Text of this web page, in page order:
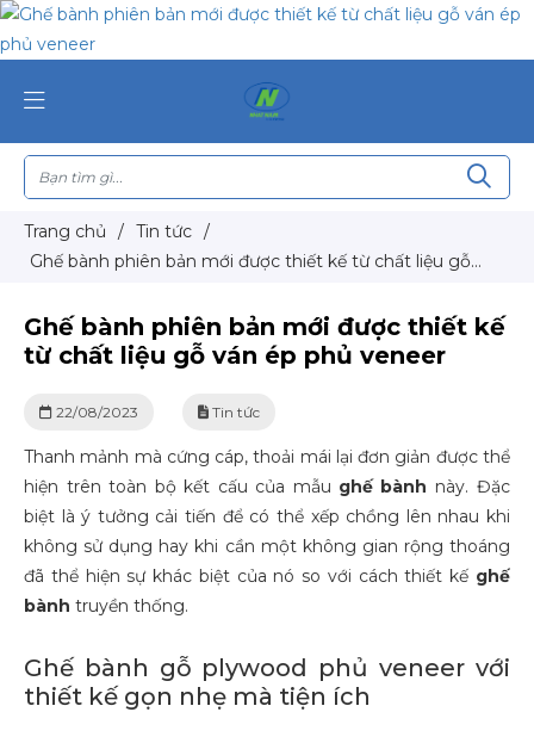
Trang chủ / Tin tức /
Ghế bành phiên bản mới được thiết kế từ chất liệu gỗ
Ghế bành phiên bản mới được thiết kế
từ chất liệu gỗ ván ép phủ veneer
22/08/2023 Tin tức
Thanh mảnh mà cứng cáp, thoải mái lại đơn giản được thể
hiện trên toàn bộ kết cấu của mẫu ghế bành này. Đặc
biệt là ý tưởng cải tiến để có thể xếp chồng lên nhau khi
không sử dụng hay khi cần một không gian rộng thoáng
đã thể hiện sự khác biệt của nó so với cách thiết kế ghế
bành truyền thống.
Ghế bành gỗ plywood phủ veneer với
thiết kế gọn nhẹ mà tiện ích